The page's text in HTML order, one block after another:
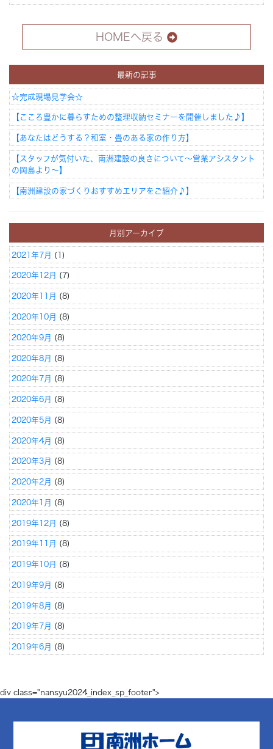
HOMEへ戻る
最新の記事
☆完成現場見学会☆
【こころ豊かに暮らすための整理収納セミナーを開催しました♪】
【あなたはどうする？和室・畳のある家の作り方】
【スタッフが気付いた、南洲建設の良さについて～営業アシスタント
の岡島より～】
【南洲建設の家づくりおすすめエリアをご紹介♪】
月別アーカイブ
2021年7月 (1)
2020年12月 (7)
2020年11月 (8)
2020年10月 (8)
2020年9月 (8)
2020年8月 (8)
2020年7月 (8)
2020年6月 (8)
2020年5月 (8)
2020年4月 (8)
2020年3月 (8)
2020年2月 (8)
2020年1月 (8)
2019年12月 (8)
2019年11月 (8)
2019年10月 (8)
2019年9月 (8)
2019年8月 (8)
2019年7月 (8)
2019年6月 (8)
div class="nansyu2024_index_sp_footer">